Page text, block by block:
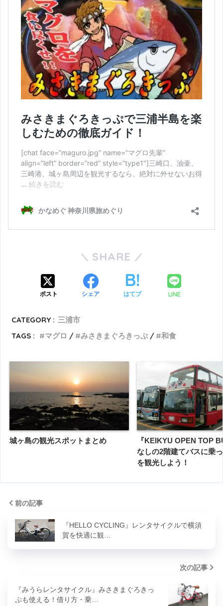
SHARE
ポスト シェア はてブ LINE
CATEGORY : 三浦市
TAGS :
マグロ みさきまぐろきっぷ 和食
城ヶ島の観光スポットまとめ
『KEIKYU OPEN TOP
なしの2階建てバスに乗
を観光しよう！
前の記事
『HELLO CYCLING』レンタサイクルで横須
賀を快適に観…
次の記事
『みうらレンタサイクル』みさきまぐろきっ
ぷも使える！借り方・乗…